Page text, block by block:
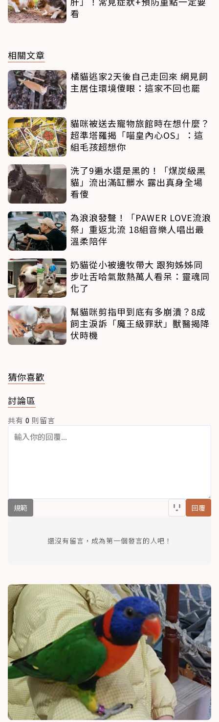
看
相關文章
橘貓逃家2天後自己走回來 網見飼
主居住環境傻眼：這家不回也罷
貓咪被送去寵物旅館時在想什麼？
超準塔羅揭「喵皇內心OS」：這
組毛孩超想你
洗了9遍水還是黑的！「煤炭級黑
貓」流出滿缸髒水 露出真身全場
看傻
為浪浪發聲！「PAWER LOVE流浪
祭」重返北流 18組音樂人唱出最
溫柔陪伴
奶貓從小被邊牧帶大 跟狗姊姊同
步吐舌哈氣散熱萬人看呆：靈魂同
化了
幫貓咪剪指甲到底有多崩潰？8成
飼主淚訴「魔王級罪狀」獸醫揭降
伏時機
猜你喜歡
討論區
共有 0 則留言
規範 回覆
還沒有留言，成為第一個發言的人吧！